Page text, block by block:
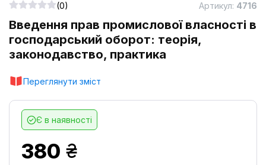
Введення прав промислової власності в
господарський оборот: теорія,
законодавство, практика
Переглянути зміст
(0) Артикул: 4716
Є в наявності
380 грн.